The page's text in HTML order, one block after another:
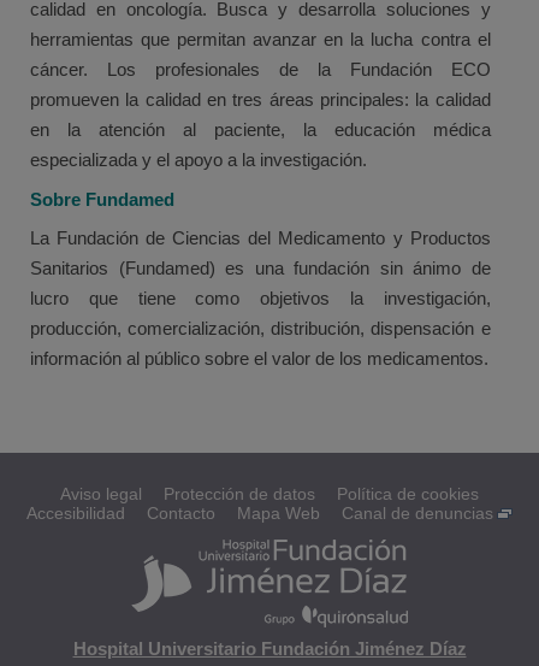
calidad en oncología. Busca y desarrolla soluciones y
herramientas que permitan avanzar en la lucha contra el
cáncer. Los profesionales de la Fundación ECO
promueven la calidad en tres áreas principales: la calidad
en la atención al paciente, la educación médica
especializada y el apoyo a la investigación.
Sobre Fundamed
La Fundación de Ciencias del Medicamento y Productos
Sanitarios (Fundamed) es una fundación sin ánimo de
lucro que tiene como objetivos la investigación,
producción, comercialización, distribución, dispensación e
información al público sobre el valor de los medicamentos.
Aviso legal Protección de datos
Política de cookies
Accesibilidad
Contacto Mapa Web Canal de denuncias
Hospital Universitario Fundación Jiménez Díaz